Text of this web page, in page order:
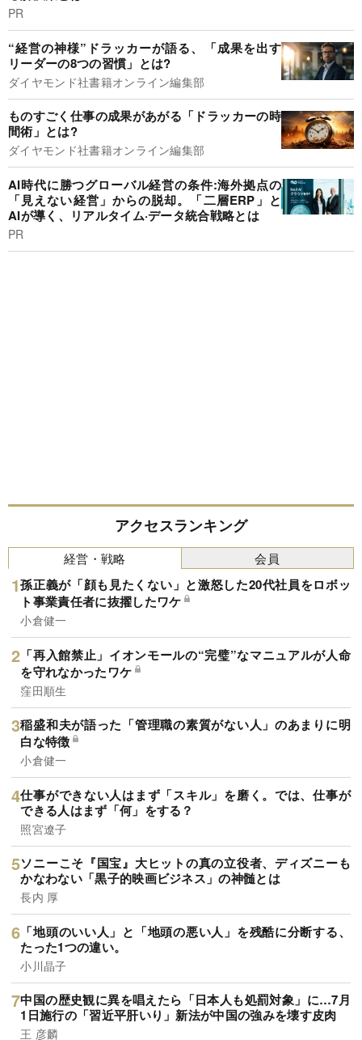
PR
“経営の神様”ドラッカーが語る、「成果を出す
リーダーの8つの習慣」とは?
ダイヤモンド社書籍オンライン編集部
ものすごく仕事の成果があがる「ドラッカーの時
間術」とは?
ダイヤモンド社書籍オンライン編集部
AI時代に勝つグローバル経営の条件:海外拠点の
「見えない経営」からの脱却。「二層ERP」と
AIが導く、リアルタイム·データ統合戦略とは
PR
アクセスランキング
経営・戦略
孫正義が「顔も見たくない」と激怒した20代社員をロボッ
ト事業責任者に抜擢したワケ
小倉健一
「再入館禁止」イオンモールの“完璧”なマニュアルが人命
を守れなかったワケ
窪田順生
稲盛和夫が語った「管理職の素質がない人」のあまりに明
白な特徴
小倉健一
仕事ができない人はまず「スキル」を磨く。では、仕事が
できる人はまず「何」をする？
照宮遼子
ソニーこそ『国宝』大ヒットの真の立役者、ディズニーも
かなわない「黒子的映画ビジネス」の神髄とは
長内 厚
「地頭のいい人」と「地頭の悪い人」を残酷に分断する、
たった1つの違い。
小川晶子
中国の歴史観に異を唱えたら「日本人も処罰対象」に…7月
1日施行の「習近平肝いり」新法が中国の強みを壊す皮肉
王 彦麟
会員